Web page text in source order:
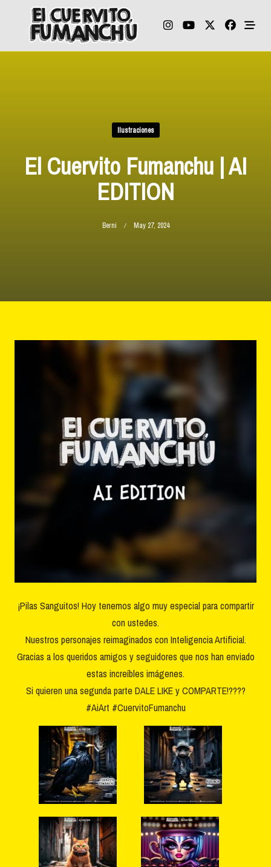
content
Ilustraciones
El Cuervito Fumanchu | AI
EDITION
Berni May 27, 2024
¡Pilas Sanguitos! Hoy tenemos algo muy especial para compartir
con ustedes.
Nuestros personajes reimaginados con Inteligencia Artificial.
Gracias a los queridos amigos y seguidores que nos han enviado
estas increíbles imágenes.
Si quieren una segunda parte DALE LIKE y COMPARTE!????
#AiArt #CuervitoFumanchu